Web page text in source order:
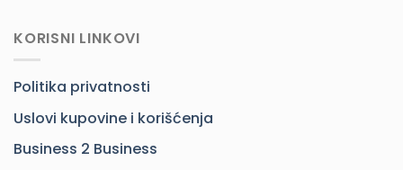
KORISNI LINKOVI
Politika privatnosti
Uslovi kupovine i korišćenja
Business 2 Business